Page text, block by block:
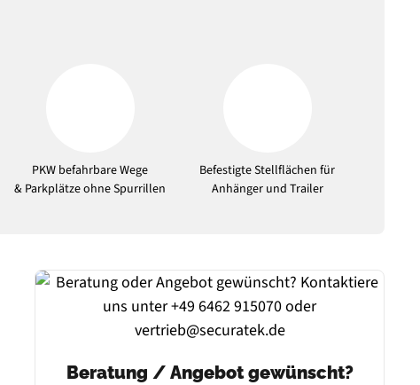
PKW befahrbare Wege
& Parkplätze ohne Spurrillen
Befestigte Stellflächen für
Anhänger und Trailer
Beratung / Angebot gewünscht?